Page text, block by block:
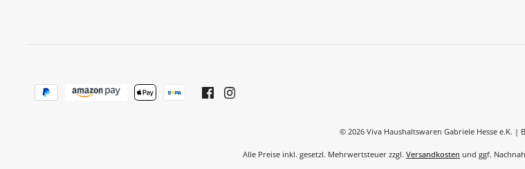
© 2026 Viva Haushaltswaren Gabriele Hesse e.K. |
Alle Preise inkl. gesetzl. Mehrwertsteuer zzgl. Versandkosten und ggf.